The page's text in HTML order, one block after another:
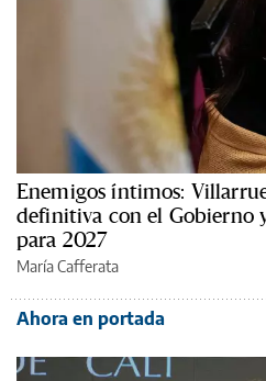
Enemigos íntimos:
definitiva con el Gobierno
para 2027
María Cafferata
Ahora en portada